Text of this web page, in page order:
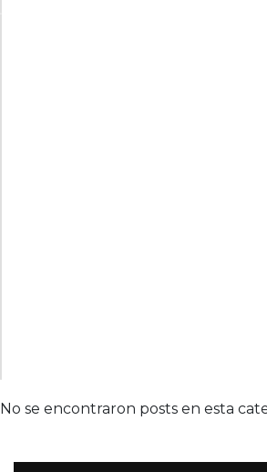
No se encontraron posts en esta